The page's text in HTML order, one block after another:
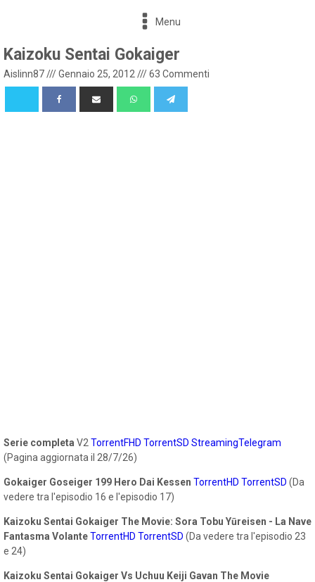
Menu
Kaizoku Sentai Gokaiger
Aislinn87///Gennaio 25, 2012 ///63 Commenti
Serie completa V2 TorrentFHD TorrentSD StreamingTelegram
(Pagina aggiornata il 28/7/26)
Gokaiger Goseiger 199 Hero Dai Kessen TorrentHD TorrentSD (Da
vedere tra l'episodio 16 e l'episodio 17)
Kaizoku Sentai Gokaiger The Movie: Sora Tobu Yūreisen - La Nave
Fantasma VolanteTorrentHD TorrentSD (Da vedere tra l'episodio 23
e 24)
Kaizoku Sentai Gokaiger Vs Uchuu Keiji Gavan The Movie